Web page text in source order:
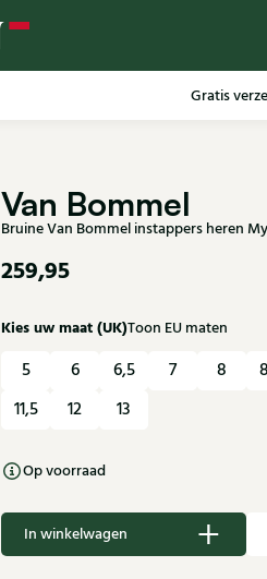
Gratis
Van Bommel
Bruine Van Bommel instappers heren
259,95
Kies uw maat (UK)Toon EU maten
5 6 6,5 7 8
11,5
12 13
Op voorraad
In winkelwagen